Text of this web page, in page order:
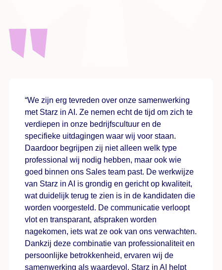
“We zijn erg tevreden over onze samenwerking
met Starz in AI. Ze nemen echt de tijd om zich te
verdiepen in onze bedrijfscultuur en de
specifieke uitdagingen waar wij voor staan.
Daardoor begrijpen zij niet alleen welk type
professional wij nodig hebben, maar ook wie
goed binnen ons Sales team past. De werkwijze
van Starz in AI is grondig en gericht op kwaliteit,
wat duidelijk terug te zien is in de kandidaten die
worden voorgesteld. De communicatie verloopt
vlot en transparant, afspraken worden
nagekomen, iets wat ze ook van ons verwachten.
Dankzij deze combinatie van professionaliteit en
persoonlijke betrokkenheid, ervaren wij de
samenwerking als waardevol. Starz in AI helpt